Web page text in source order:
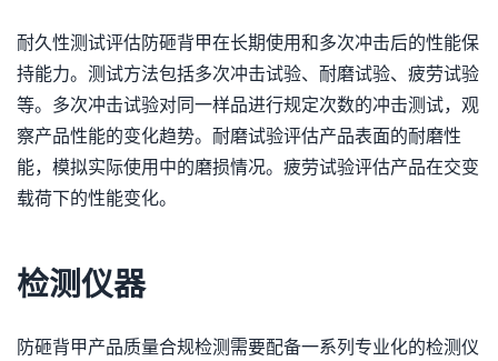
耐久性测试评估防砸背甲在长期使用和多次冲击后的性能保
持能力。测试方法包括多次冲击试验、耐磨试验、疲劳试验
等。多次冲击试验对同一样品进行规定次数的冲击测试，观
察产品性能的变化趋势。耐磨试验评估产品表面的耐磨性
能，模拟实际使用中的磨损情况。疲劳试验评估产品在交变
载荷下的性能变化。
检测仪器
防砸背甲产品质量合规检测需要配备一系列专业化的检测仪